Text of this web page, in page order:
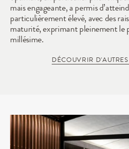
DÉCOUVRIR
mais engageante, a permis
particulièrement élevé, avec des
maturité, exprimant pleinement
millésime.